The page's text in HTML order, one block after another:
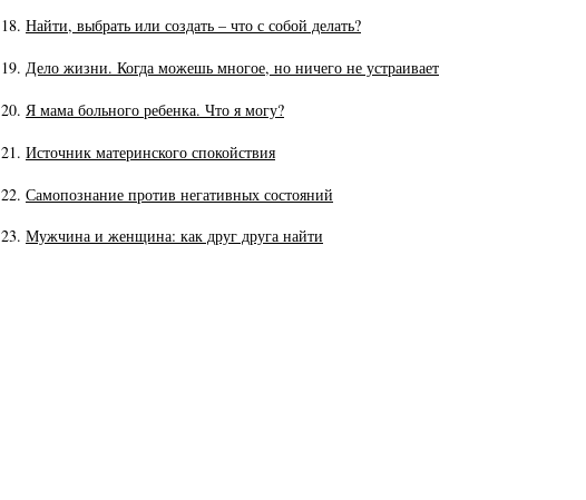
18. Найти, выбрать или создать – что с собой делать?
19. Дело жизни. Когда можешь многое, но ничего не устраивает
20. Я мама больного ребенка. Что я могу?
21. Источник материнского спокойствия
22. Самопознание против негативных состояний
23. Мужчина и женщина: как друг друга найти